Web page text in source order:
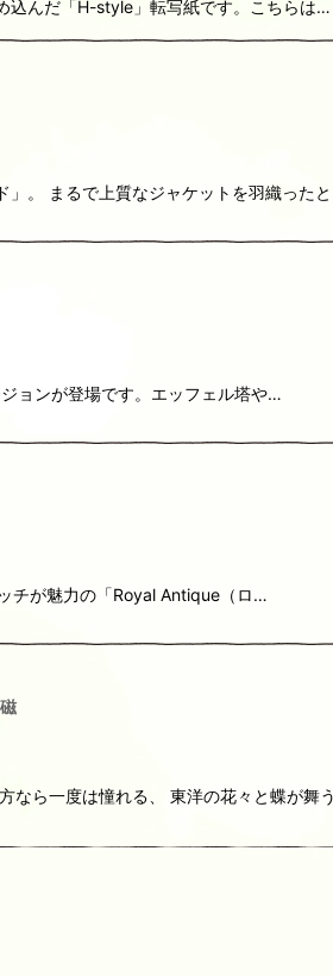
込んだ「H-style」転写紙です。こちらは…
」。 まるで上質なジャケットを羽織った
ョンが登場です。エッフェル塔や…
チが魅力の「Royal Antique（ロ…
なら一度は憧れる、 東洋の花々と蝶が舞